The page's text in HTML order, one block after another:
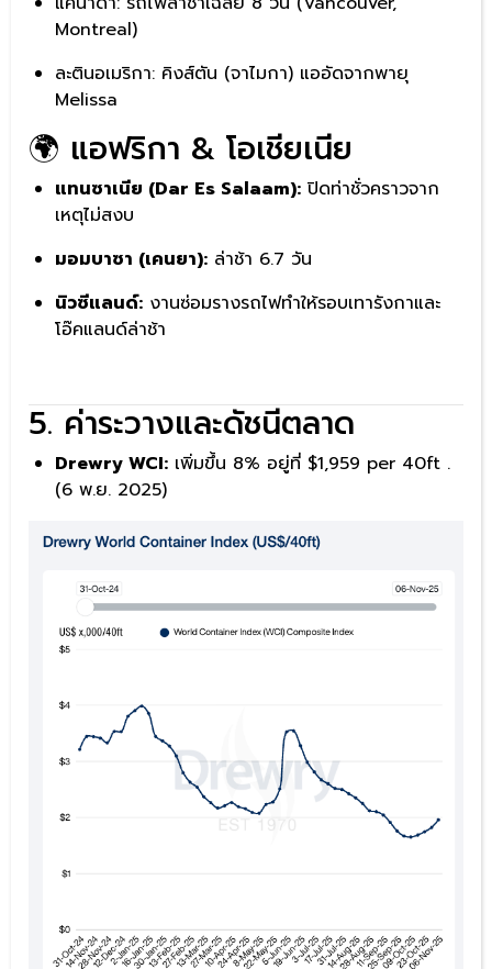
Montreal)
ละตินอเมริกา: คิงส์ตัน (จาไมกา) แออัดจากพายุ
Melissa
🌍 แอฟริกา & โอเชียเนีย
แทนซาเนีย (Dar Es Salaam): ปิดท่าชั่วคราวจาก
เหตุไม่สงบ
มอมบาซา (เคนยา): ล่าช้า 6.7 วัน
นิวซีแลนด์: งานซ่อมรางรถไฟทำให้รอบเทารังกาและ
โอ๊คแลนด์ล่าช้า
5. ค่าระวางและดัชนีตลาด
Drewry WCI: เพิ่มขึ้น 8% อยู่ที่ $1,959 per 40ft .
(6 พ.ย. 2025)